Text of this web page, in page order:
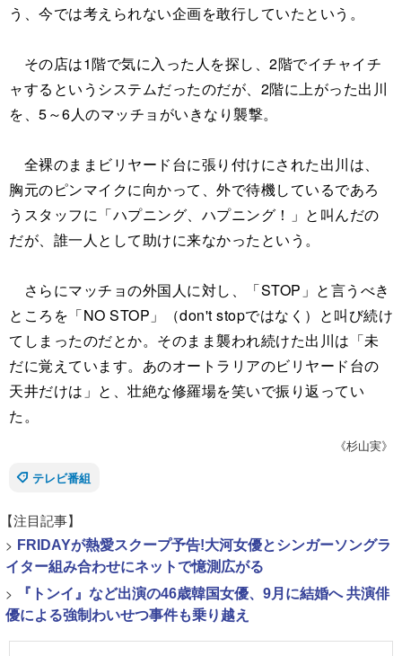
う、今では考えられない企画を敢行していたという。
その店は1階で気に入った人を探し、2階でイチャイチ
ャするというシステムだったのだが、2階に上がった出川
を、5～6人のマッチョがいきなり襲撃。
全裸のままビリヤード台に張り付けにされた出川は、
胸元のピンマイクに向かって、外で待機しているであろ
うスタッフに「ハプニング、ハプニング！」と叫んだの
だが、誰一人として助けに来なかったという。
さらにマッチョの外国人に対し、「STOP」と言うべき
ところを「NO STOP」（don't stopではなく）と叫び続け
てしまったのだとか。そのまま襲われ続けた出川は「未
だに覚えています。あのオートラリアのビリヤード台の
天井だけは」と、壮絶な修羅場を笑いで振り返ってい
た。
《杉山実》
テレビ番組
【注目記事】
> FRIDAYが熱愛スクープ予告!大河女優とシンガーソングラ
イター組み合わせにネットで憶測広がる
>
『トンイ』など出演の46歳韓国女優、9月に結婚へ 共演俳
優による強制わいせつ事件も乗り越え